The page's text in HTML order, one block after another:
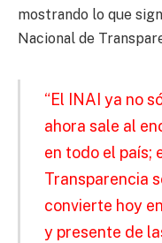
mostrando lo que
Nacional de
“El INAI ya no
ahora sale al
en todo el país;
Transparencia
convierte hoy
y presente de